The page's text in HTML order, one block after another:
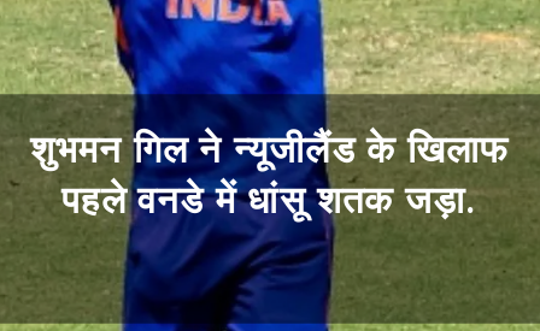
शुभमन गिल ने न्यूजीलैंड के खिलाफ
पहले वनडे में धांसू शतक जड़ा.